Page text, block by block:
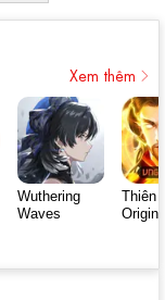
Xem thêm
Wuthering
Waves
Thiên
Origin